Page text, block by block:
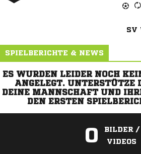
SV
SPIELBERICHTE & NEWS
ES WURDEN LEIDER NOCH
ANGELEGT. UNTERSTÜTZE
DEINE MANNSCHAFT UND
DEN ERSTEN
0
BILDER /
VIDEOS